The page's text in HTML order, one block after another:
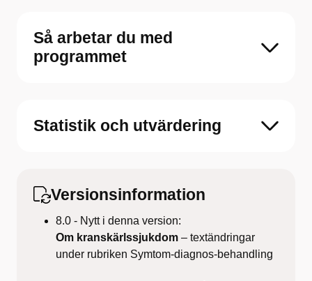
Så arbetar du med
programmet
Statistik och utvärdering
Versionsinformation
8.0 - Nytt i denna version:
Om kranskärlssjukdom – textändringar
under rubriken Symtom-diagnos-behandling